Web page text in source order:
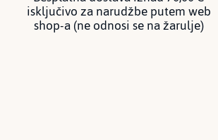
isključivo za narudžbe putem web
shop-a (ne odnosi se na žarulje)